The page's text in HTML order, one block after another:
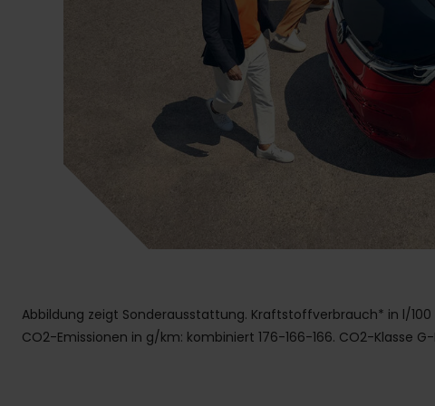
Abbildung zeigt Sonderausstattung. Kraftstoffverbrauch* in l/100
CO2-Emissionen in g/km: kombiniert 176-166-166. CO2-Klasse G-